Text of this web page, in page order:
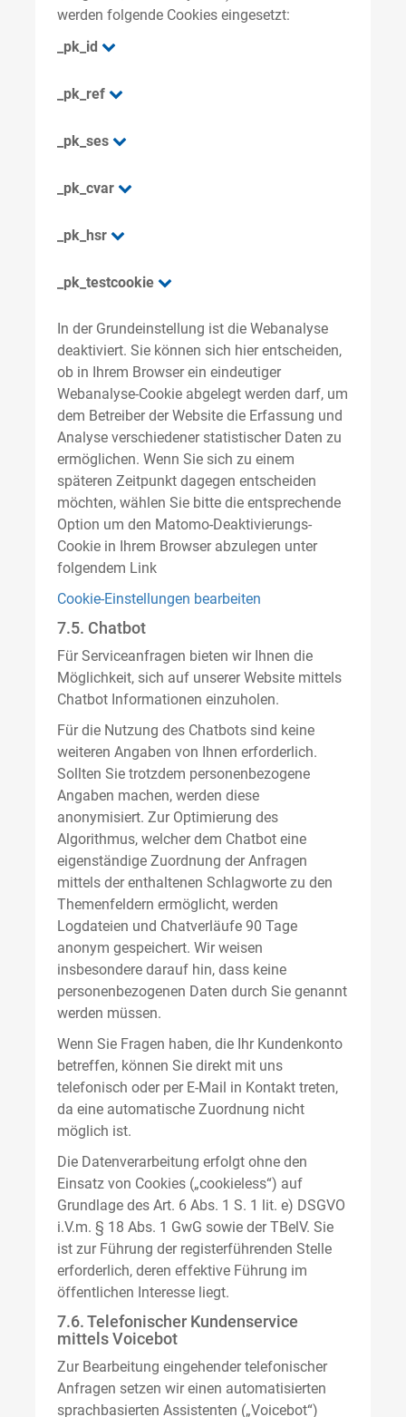
werden folgende Cookies eingesetzt:
_pk_id
_pk_ref
_pk_ses
_pk_cvar
_pk_hsr
_pk_testcookie
In der Grundeinstellung ist die Webanalyse
deaktiviert. Sie können sich hier entscheiden,
ob in Ihrem Browser ein eindeutiger
Webanalyse-Cookie abgelegt werden darf, um
dem Betreiber der Website die Erfassung und
Analyse verschiedener statistischer Daten zu
ermöglichen. Wenn Sie sich zu einem
späteren Zeitpunkt dagegen entscheiden
möchten, wählen Sie bitte die entsprechende
Option um den Matomo-Deaktivierungs-
Cookie in Ihrem Browser abzulegen unter
folgendem Link
Cookie-Einstellungen bearbeiten
7.5. Chatbot
Für Serviceanfragen bieten wir Ihnen die
Möglichkeit, sich auf unserer Website mittels
Chatbot Informationen einzuholen.
Für die Nutzung des Chatbots sind keine
weiteren Angaben von Ihnen erforderlich.
Sollten Sie trotzdem personenbezogene
Angaben machen, werden diese
anonymisiert. Zur Optimierung des
Algorithmus, welcher dem Chatbot eine
eigenständige Zuordnung der Anfragen
mittels der enthaltenen Schlagworte zu den
Themenfeldern ermöglicht, werden
Logdateien und Chatverläufe 90 Tage
anonym gespeichert. Wir weisen
insbesondere darauf hin, dass keine
personenbezogenen Daten durch Sie genannt
werden müssen.
Wenn Sie Fragen haben, die Ihr Kundenkonto
betreffen, können Sie direkt mit uns
telefonisch oder per E-Mail in Kontakt treten,
da eine automatische Zuordnung nicht
möglich ist.
Die Datenverarbeitung erfolgt ohne den
Einsatz von Cookies („cookieless“) auf
Grundlage des Art. 6 Abs. 1 S. 1 lit. e) DSGVO
i.V.m. § 18 Abs. 1 GwG sowie der TBelV. Sie
ist zur Führung der registerführenden Stelle
erforderlich, deren effektive Führung im
öffentlichen Interesse liegt.
7.6. Telefonischer Kundenservice
mittels Voicebot
Zur Bearbeitung eingehender telefonischer
Anfragen setzen wir einen automatisierten
sprachbasierten Assistenten („Voicebot“)